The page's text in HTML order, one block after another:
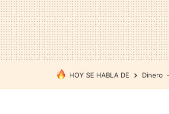
HOY SE HABLA DE Dinero